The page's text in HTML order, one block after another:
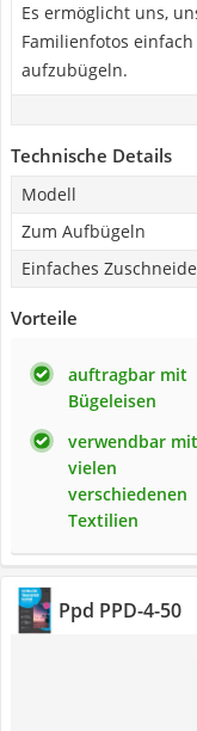
Es ermöglicht uns,
Familienfotos
aufzubügeln.
Technische Details
Modell
Zum Aufbügeln
Einfaches
Vorteile
auftragbar mit
Bügeleisen
verwendbar mit
vielen
verschiedenen
Textilien
Ppd ‎PPD-4-50